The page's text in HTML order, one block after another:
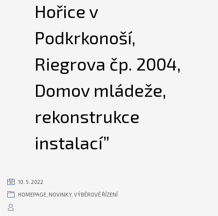
Hořice v
Podkrkonoší,
Riegrova čp. 2004,
Domov mládeže,
rekonstrukce
instalací”
10. 5. 2022
HOMEPAGE NOVINKY, VÝBĚROVÉ ŘÍZENÍ